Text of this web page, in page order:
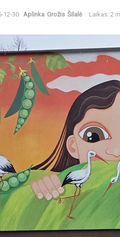
12-30 Aplinka Grožis Šilalė Laikas: 2